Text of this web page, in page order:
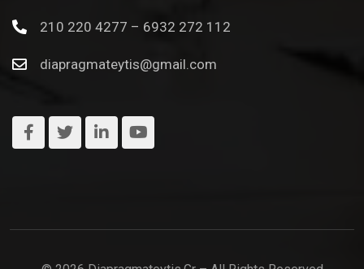
210 220 4277 – 6932 272 112
diapragmateytis@gmail.com